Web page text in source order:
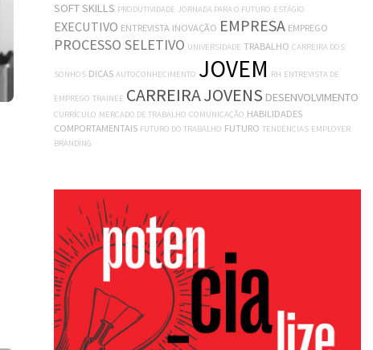
SOFT SKILLS PRODUTIVIDADE JORNADA PARA O FUTURO ESTÁGIO
EXECUTIVO ENTREVISTA INOVAÇÃO EMPRESA EMPREGO
PROCESSO SELETIVO UNIVERSIDADE TRABALHO CARREIRA DOS
SONHOS DICAS AUTOCONHECIMENTO JOVEM RH ENTREVISTA DE
EMPREGO TRAINEE CARREIRAJOVENS DESENVOLVIMENTO
CURRÍCULO MERCADO DE TRABALHO COMUNICAÇÃO HABILIDADES
COMPORTAMENTAIS FUTURO DO TRABALHO FUTURO TENDÊNCIAS EMPLOYER
BRANDING